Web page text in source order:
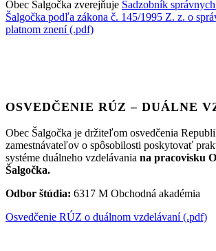
Obec Šalgočka zverejňuje Sadzobník
Šalgočka podľa zákona č. 145/1995 Z. z. o
platnom znení (.pdf)
OSVEDČENIE RÚZ – DUÁLNE
Obec Šalgočka je držiteľom osvedčenia
zamestnávateľov o spôsobilosti poskytovať
systéme duálneho vzdelávania na pracovisku
Šalgočka.
Odbor štúdia: 6317 M Obchodná akadémia
Osvedčenie RÚZ o duálnom vzdelávaní (.pdf)